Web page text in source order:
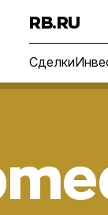
RB.RU
Сделки